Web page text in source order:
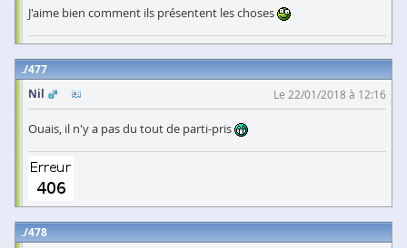
J'aime bien comment ils présentent les choses
477
Nil
Le 22/01/2018 à 12:16
Ouais, il n'y a pas du tout de parti-pris
478